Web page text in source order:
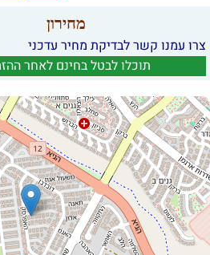
מחירון
צרו עמנו קשר לבדיקת מחיר עדכני
תוכלו לבטל בחינם לאחר